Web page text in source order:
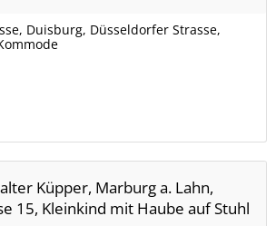
Duisburg, Düsseldorfer Strasse,